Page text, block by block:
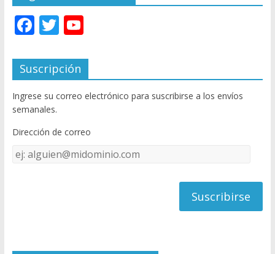
F
e
b
o
o
k
T
itt
er
Y
u
T
u
e
C
Suscripción
Ingrese su correo electrónico para suscribirse a los envíos
semanales.
Dirección de correo
Dirección
de